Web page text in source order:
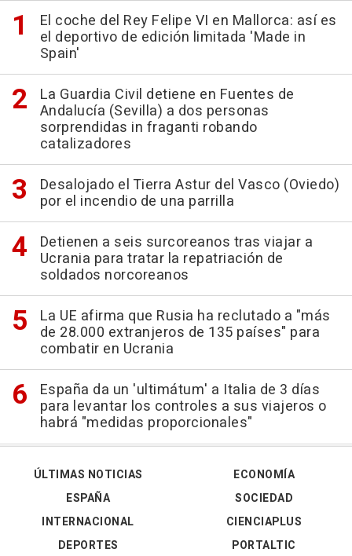
El coche del Rey Felipe VI en Mallorca: así es
el deportivo de edición limitada 'Made in
Spain'
La Guardia Civil detiene en Fuentes de
Andalucía (Sevilla) a dos personas
sorprendidas in fraganti robando
catalizadores
Desalojado el Tierra Astur del Vasco (Oviedo)
por el incendio de una parrilla
Detienen a seis surcoreanos tras viajar a
Ucrania para tratar la repatriación de
soldados norcoreanos
La UE afirma que Rusia ha reclutado a "más
de 28.000 extranjeros de 135 países" para
combatir en Ucrania
España da un 'ultimátum' a Italia de 3 días
para levantar los controles a sus viajeros o
habrá "medidas proporcionales"
ÚLTIMAS NOTICIAS
ESPAÑA
INTERNACIONAL
DEPORTES
ECONOMÍA
SOCIEDAD
CIENCIAPLUS
PORTALTIC